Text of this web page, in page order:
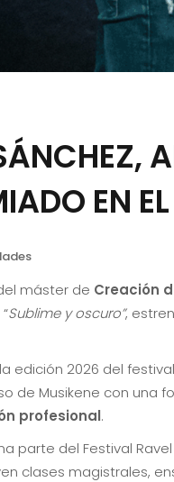
EN
máster de Creación
Sublime y oscuro”,
edición 2026 del
de Musikene con una
profesional.
parte del Festival
clases magistrales,